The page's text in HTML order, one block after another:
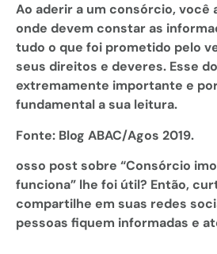
Ao aderir a um consórcio, você
onde devem constar as
tudo o que foi prometido pelo
seus direitos e deveres. Esse
extremamente importante e
fundamental a sua leitura.
Fonte: Blog ABAC/Agos 2019.
osso post sobre “Consórcio
funciona” lhe foi útil? Então,
compartilhe em suas redes
pessoas fiquem informadas e